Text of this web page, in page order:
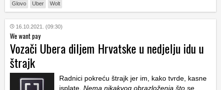
Glovo Uber Wolt
16.10.2021. (09:30)
We want pay
Vozači Ubera diljem Hrvatske u nedjelju idu u
štrajk
Radnici pokreću štrajk jer im, kako tvrde, kasne
isplate. Nema nikakvog obrazloženja što se